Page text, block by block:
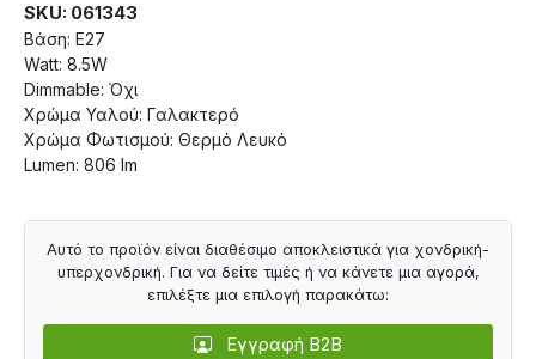
SKU: 061343
Βάση: Ε27
Watt: 8.5W
Dimmable: Όχι
Χρώμα Υαλού: Γαλακτερό
Χρώμα Φωτισμού: Θερμό Λευκό
Lumen: 806 lm
Αυτό το προϊόν είναι διαθέσιμο αποκλειστικά για χονδρική-
υπερχονδρική. Για να δείτε τιμές ή να κάνετε μια αγορά,
επιλέξτε μια επιλογή παρακάτω:
Εγγραφή B2B